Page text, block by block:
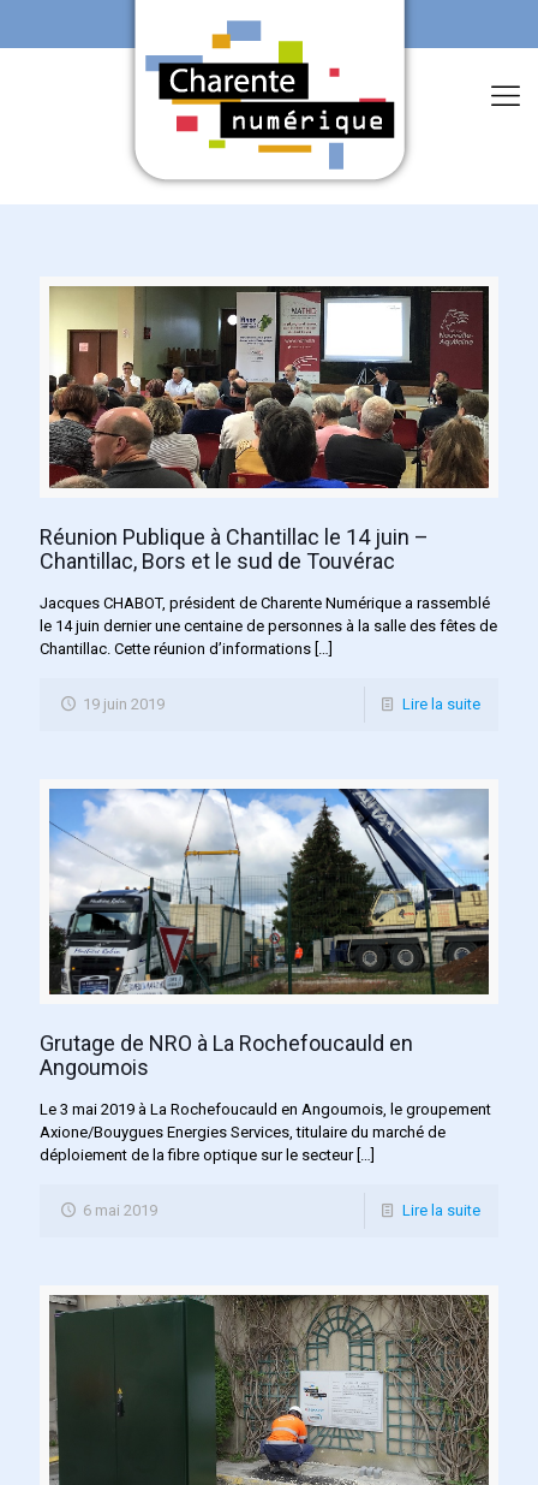
Réunion Publique à Chantillac le 14 juin –
Chantillac, Bors et le sud de Touvérac
Jacques CHABOT, président de Charente Numérique a rassemblé
le 14 juin dernier une centaine de personnes à la salle des fêtes de
Chantillac. Cette réunion d’informations […]
19 juin 2019 Lire la suite
Grutage de NRO à La Rochefoucauld en
Angoumois
Le 3 mai 2019 à La Rochefoucauld en Angoumois, le groupement
Axione/Bouygues Energies Services, titulaire du marché de
déploiement de la fibre optique sur le secteur[…]
6 mai 2019 Lire la suite